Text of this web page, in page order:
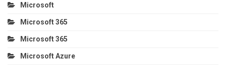
Microsoft
Microsoft 365
Microsoft 365
Microsoft Azure